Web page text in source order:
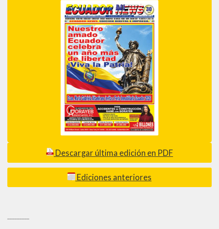
Descargar última edición en PDF
Ediciones anteriores